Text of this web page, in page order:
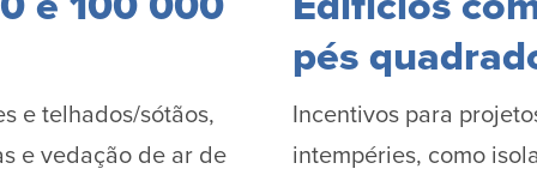
e telhados/sótãos,
e vedação de ar de
pés
Incentivos para
intempéries, como